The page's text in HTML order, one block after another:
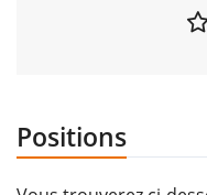
Positions